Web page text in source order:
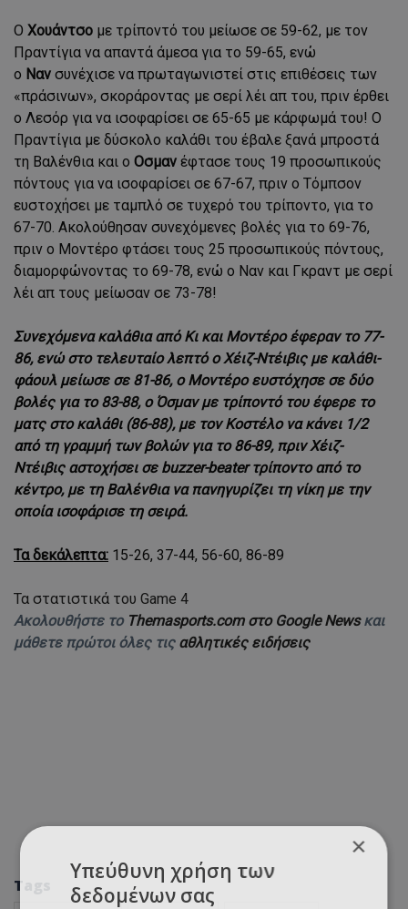
Ο Χουάντσο με τρίποντό του μείωσε σε 59-62, με τον
Πραντίγια να απαντά άμεσα για το 59-65, ενώ
ο Ναν συνέχισε να πρωταγωνιστεί στις επιθέσεις των
«πράσινων», σκοράροντας με σερί λέι απ του, πριν έρθει
ο Λεσόρ για να ισοφαρίσει σε 65-65 με κάρφωμά του! Ο
Πραντίγια με δύσκολο καλάθι του έβαλε ξανά μπροστά
τη Βαλένθια και ο Οσμαν έφτασε τους 19 προσωπικούς
πόντους για να ισοφαρίσει σε 67-67, πριν ο Τόμπσον
ευστοχήσει με ταμπλό σε τυχερό του τρίποντο, για το
67-70. Ακολούθησαν συνεχόμενες βολές για το 69-76,
πριν ο Μοντέρο φτάσει τους 25 προσωπικούς πόντους,
διαμορφώνοντας το 69-78, ενώ ο Ναν και Γκραντ με σερί
λέι απ τους μείωσαν σε 73-78!
Συνεχόμενα καλάθια από Κι και Μοντέρο έφεραν το 77-
86, ενώ στο τελευταίο λεπτό ο Χέιζ-Ντέιβις με καλάθι-
φάουλ μείωσε σε 81-86, ο Μοντέρο ευστόχησε σε δύο
βολές για το 83-88, ο Όσμανμε τρίποντό του έφερε το
ματς στο καλάθι (86-88), με τονΚοστέλο να κάνει 1/2
από τη γραμμή των βολών για το86-89, πρινΧέιζ-
Ντέιβιςαστοχήσει σε buzzer-beater τρίποντο από το
κέντρο, με τη Βαλένθια να πανηγυρίζει τη νίκη με την
οποία ισοφάρισε τη σειρά.
Τα δεκάλεπτα: 15-26, 37-44, 56-60, 86-89
Τα στατιστικά του Game 4
Ακολουθήστε το Themasports.com στο Google Newsκαι
μάθετε πρώτοι όλες τις αθλητικές ειδήσεις
Tags
×
Υπεύθυνη χρήση των
δεδομένων σας